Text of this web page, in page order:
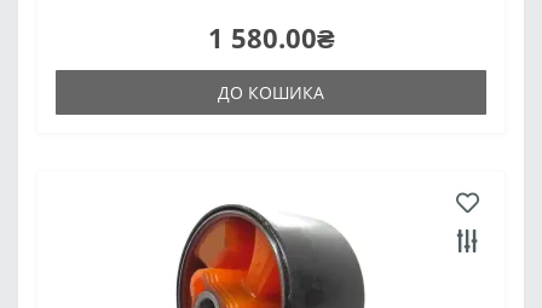
1 580.00₴
ДО КОШИКА